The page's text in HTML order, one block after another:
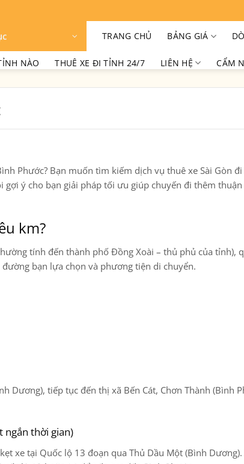
TRANG CHỦ BẢNG GIÁ
NÀO THUÊ XE ĐI TỈNH 24/7 LIÊN HỆ CẨM
Phước? Bạn muốn tìm kiếm dịch vụ thuê xe Sài Gòn
gợi ý cho bạn giải pháp tối ưu giúp chuyến đi thêm
km?
tính đến thành phố Đồng Xoài – thủ phủ của tỉnh),
bạn lựa chọn và phương tiện di chuyển.
Dương), tiếp tục đến thị xã Bến Cát, Chơn Thành (Bình
ngắn thời gian)
xe tại Quốc lộ 13 đoạn qua Thủ Dầu Một (Bình Dương).